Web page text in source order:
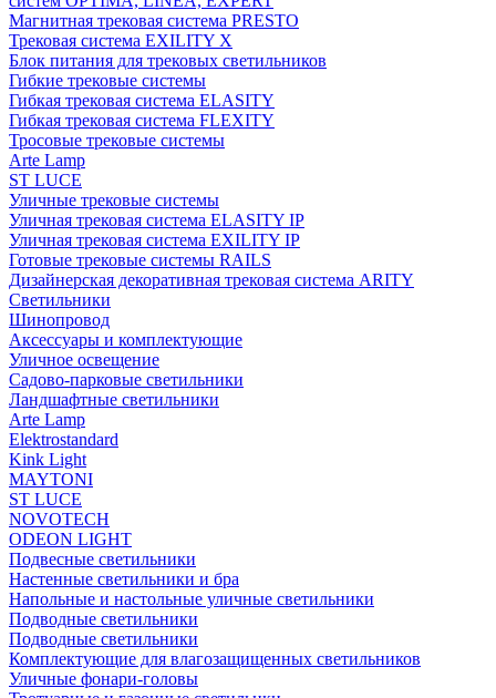
Магнитная трековая система PRESTO
Трековая система EXILITY X
Блок питания для трековых светильников
Гибкие трековые системы
Гибкая трековая система ELASITY
Гибкая трековая система FLEXITY
Тросовые трековые системы
Arte Lamp
ST LUCE
Уличные трековые системы
Уличная трековая система ELASITY IP
Уличная трековая система EXILITY IP
Готовые трековые системы RAILS
Дизайнерская декоративная трековая система ARITY
Светильники
Шинопровод
Аксессуары и комплектующие
Уличное освещение
Садово-парковые светильники
Ландшафтные светильники
Arte Lamp
Elektrostandard
Kink Light
MAYTONI
ST LUCE
NOVOTECH
ODEON LIGHT
Подвесные светильники
Настенные светильники и бра
Напольные и настольные уличные светильники
Подводные светильники
Подводные светильники
Комплектующие для влагозащищенных светильников
Уличные фонари-головы